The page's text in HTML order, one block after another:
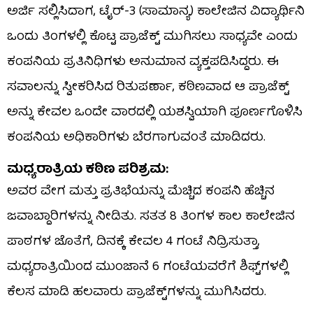
ಅರ್ಜಿ ಸಲ್ಲಿಸಿದಾಗ, ಟೈರ್-3 (ಸಾಮಾನ್ಯ) ಕಾಲೇಜಿನ ವಿದ್ಯಾರ್ಥಿನಿ
ಒಂದು ತಿಂಗಳಲ್ಲಿ ಕೊಟ್ಟ ಪ್ರಾಜೆಕ್ಟ್ ಮುಗಿಸಲು ಸಾಧ್ಯವೇ ಎಂದು
ಕಂಪನಿಯ ಪ್ರತಿನಿಧಿಗಳು ಅನುಮಾನ ವ್ಯಕ್ತಪಡಿಸಿದ್ದರು. ಈ
ಸವಾಲನ್ನು ಸ್ವೀಕರಿಸಿದ ರಿತುಪರ್ಣಾ, ಕಠಿಣವಾದ ಆ ಪ್ರಾಜೆಕ್ಟ್
ಅನ್ನು ಕೇವಲ ಒಂದೇ ವಾರದಲ್ಲಿ ಯಶಸ್ವಿಯಾಗಿ ಪೂರ್ಣಗೊಳಿಸಿ
ಕಂಪನಿಯ ಅಧಿಕಾರಿಗಳು ಬೆರಗಾಗುವಂತೆ ಮಾಡಿದರು.
ಮಧ್ಯರಾತ್ರಿಯ ಕಠಿಣ ಪರಿಶ್ರಮ:
ಅವರ ವೇಗ ಮತ್ತು ಪ್ರತಿಭೆಯನ್ನು ಮೆಚ್ಚಿದ ಕಂಪನಿ ಹೆಚ್ಚಿನ
ಜವಾಬ್ದಾರಿಗಳನ್ನು ನೀಡಿತು. ಸತತ 8 ತಿಂಗಳ ಕಾಲ ಕಾಲೇಜಿನ
ಪಾಠಗಳ ಜೊತೆಗೆ, ದಿನಕ್ಕೆ ಕೇವಲ 4 ಗಂಟೆ ನಿದ್ರಿಸುತ್ತಾ,
ಮಧ್ಯರಾತ್ರಿಯಿಂದ ಮುಂಜಾನೆ 6 ಗಂಟೆಯವರೆಗೆ ಶಿಫ್ಟ್‌ಗಳಲ್ಲಿ
ಕೆಲಸ ಮಾಡಿ ಹಲವಾರು ಪ್ರಾಜೆಕ್ಟ್‌ಗಳನ್ನು ಮುಗಿಸಿದರು.